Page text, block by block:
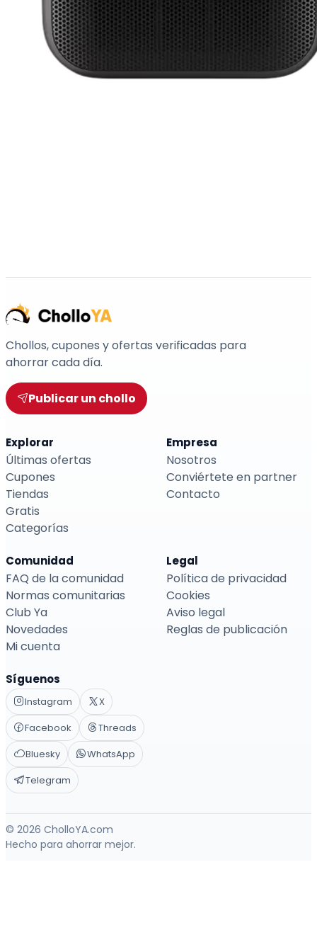
Chollos, cupones y ofertas verificadas para
ahorrar cada día.
Publicar un chollo
Explorar
Últimas ofertas
Cupones
Tiendas
Gratis
Categorías
Empresa
Nosotros
Conviértete en partner
Contacto
Comunidad
FAQ de la comunidad
Normas comunitarias
Club Ya
Novedades
Mi cuenta
Legal
Política de privacidad
Cookies
Aviso legal
Reglas de publicación
Síguenos
Instagram
X
Facebook
Threads
Bluesky
WhatsApp
Telegram
© 2026 CholloYA.com
Hecho para ahorrar mejor.